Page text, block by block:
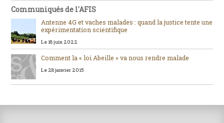
Communiqués de l'AFIS
Antenne 4G et vaches malades : quand la justice tente une
expérimentation scientifique
Le 18 juin 2022
Comment la « loi Abeille » va nous rendre malade
Le 28 janvier 2015